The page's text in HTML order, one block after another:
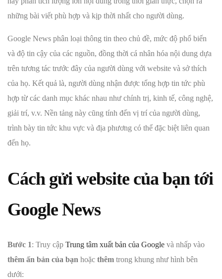
những bài viết phù hợp và kịp thời nhất cho người dùng.
Google News phân loại thông tin theo chủ đề, mức độ phổ biến
và độ tin cậy của các nguồn, đồng thời cá nhân hóa nội dung dựa
trên tương tác trước đây của người dùng với website và sở thích
của họ. Kết quả là, người dùng nhận được tổng hợp tin tức phù
hợp từ các danh mục khác nhau như chính trị, kinh tế, công nghệ,
giải trí, v.v. Nền tảng này cũng tính đến vị trí của người dùng,
trình bày tin tức khu vực và địa phương có thể đặc biệt liên quan
đến họ.
Cách gửi website của bạn tới
Google News
Bước 1: Truy cập Trung tâm xuất bản của Google và nhấp vào
thêm ấn bản của bạn hoặc thêm trong khung như hình bên
dưới: